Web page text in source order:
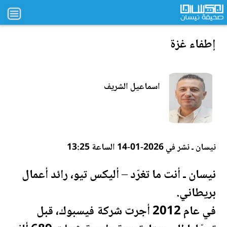
إطفاء غزة
اسماعيل الشريف
نيسان ـ نشر في 2026-01-14 الساعة 13:25
نيسان ـ أنت ما تغرّد – أليكس تيو، رائد أعمال
بريطاني.
في عام 2012 أجرت شركة فيسبوك، قبل